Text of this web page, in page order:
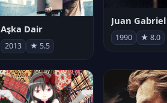
Aşka Dair
2013 ★ 5.5
1990 ★ 8.0